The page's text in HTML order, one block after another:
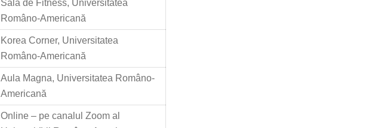
Sala de Fitness, Universitatea
Româno-Americană
Korea Corner, Universitatea
Româno-Americană
Aula Magna, Universitatea Româno-
Americană
Online – pe canalul Zoom al